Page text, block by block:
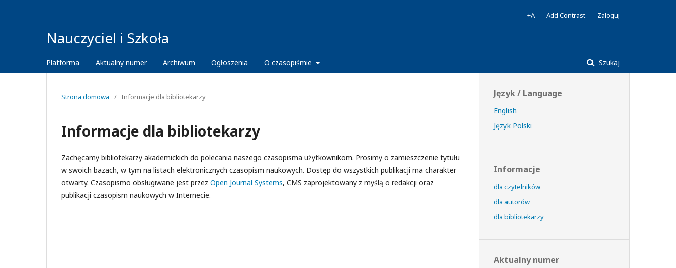
Nauczyciel i Szkoła
Platforma Aktualny numer Archiwum Ogłoszenia O czasopiśmie Szukaj
+A Add Contrast Zaloguj
Strona domowa / Informacje dla bibliotekarzy
Informacje dla bibliotekarzy
Zachęcamy bibliotekarzy akademickich do polecania naszego czasopisma użytkownikom. Prosimy o zamieszczenie tytułu
w swoich bazach, w tym na listach elektronicznych czasopism naukowych. Dostęp do wszystkich publikacji ma charakter
otwarty. Czasopismo obsługiwane jest przez Open Journal Systems, CMS zaprojektowany z myślą o redakcji oraz
publikacji czasopism naukowych w Internecie.
Język / Language
English
Język Polski
Informacje
dla czytelników
dla autorów
dla bibliotekarzy
Aktualny numer